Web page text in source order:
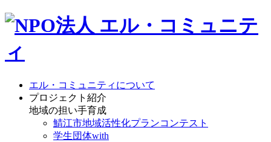
エル・コミュニティについて
プロジェクト紹介
地域の担い手育成
鯖江市地域活性化プランコンテスト
学生団体with